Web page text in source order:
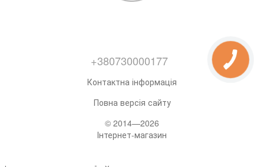
+380730000177
Контактна інформація
Повна версія сайту
© 2014—2026
Інтернет-магазин